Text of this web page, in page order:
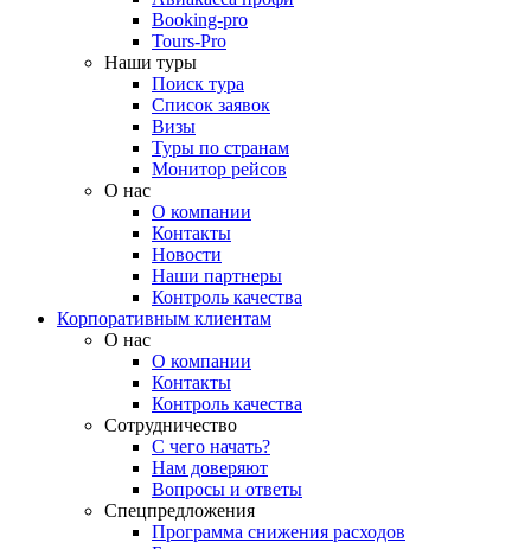
Booking-pro
Tours-Pro
Наши туры
Поиск тура
Список заявок
Визы
Туры по странам
Монитор рейсов
О нас
О компании
Контакты
Новости
Наши партнеры
Контроль качества
Корпоративным клиентам
О нас
О компании
Контакты
Контроль качества
Сотрудничество
С чего начать?
Нам доверяют
Вопросы и ответы
Спецпредложения
Программа снижения расходов